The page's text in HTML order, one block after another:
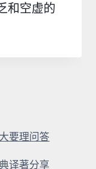
和空虚的
要理问答
译著分享